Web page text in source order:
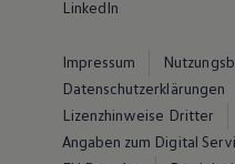
LinkedIn
Impressum
Datenschutzerklärungen
Lizenzhinweise Dritter
Angaben zum Digital